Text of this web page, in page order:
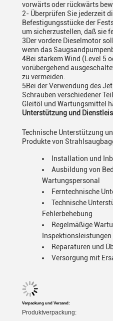
vorwärts oder rückwärts
2- Überprüfen Sie jederzeit
Befestigungsstücke der
um sicherzustellen, daß sie
3Der vordere Dieselmotor
wenn das
4Bei starkem Wind (Level 5
vorübergehend
zu vermeiden.
5Bei der Verwendung des
Schrauben verschiedener
Gleitöl und Wartungsmittel
Unterstützung und
Technische Unterstützung
Produkte von
Installation und
Ausbildung von
Wartungspersonal
Ferntechnische
Technische
Fehlerbehebung
Regelmäßige
Inspektionsleistungen
Reparaturen und
Versorgung mit
Verpackung und Versand:
Produktverpackung: